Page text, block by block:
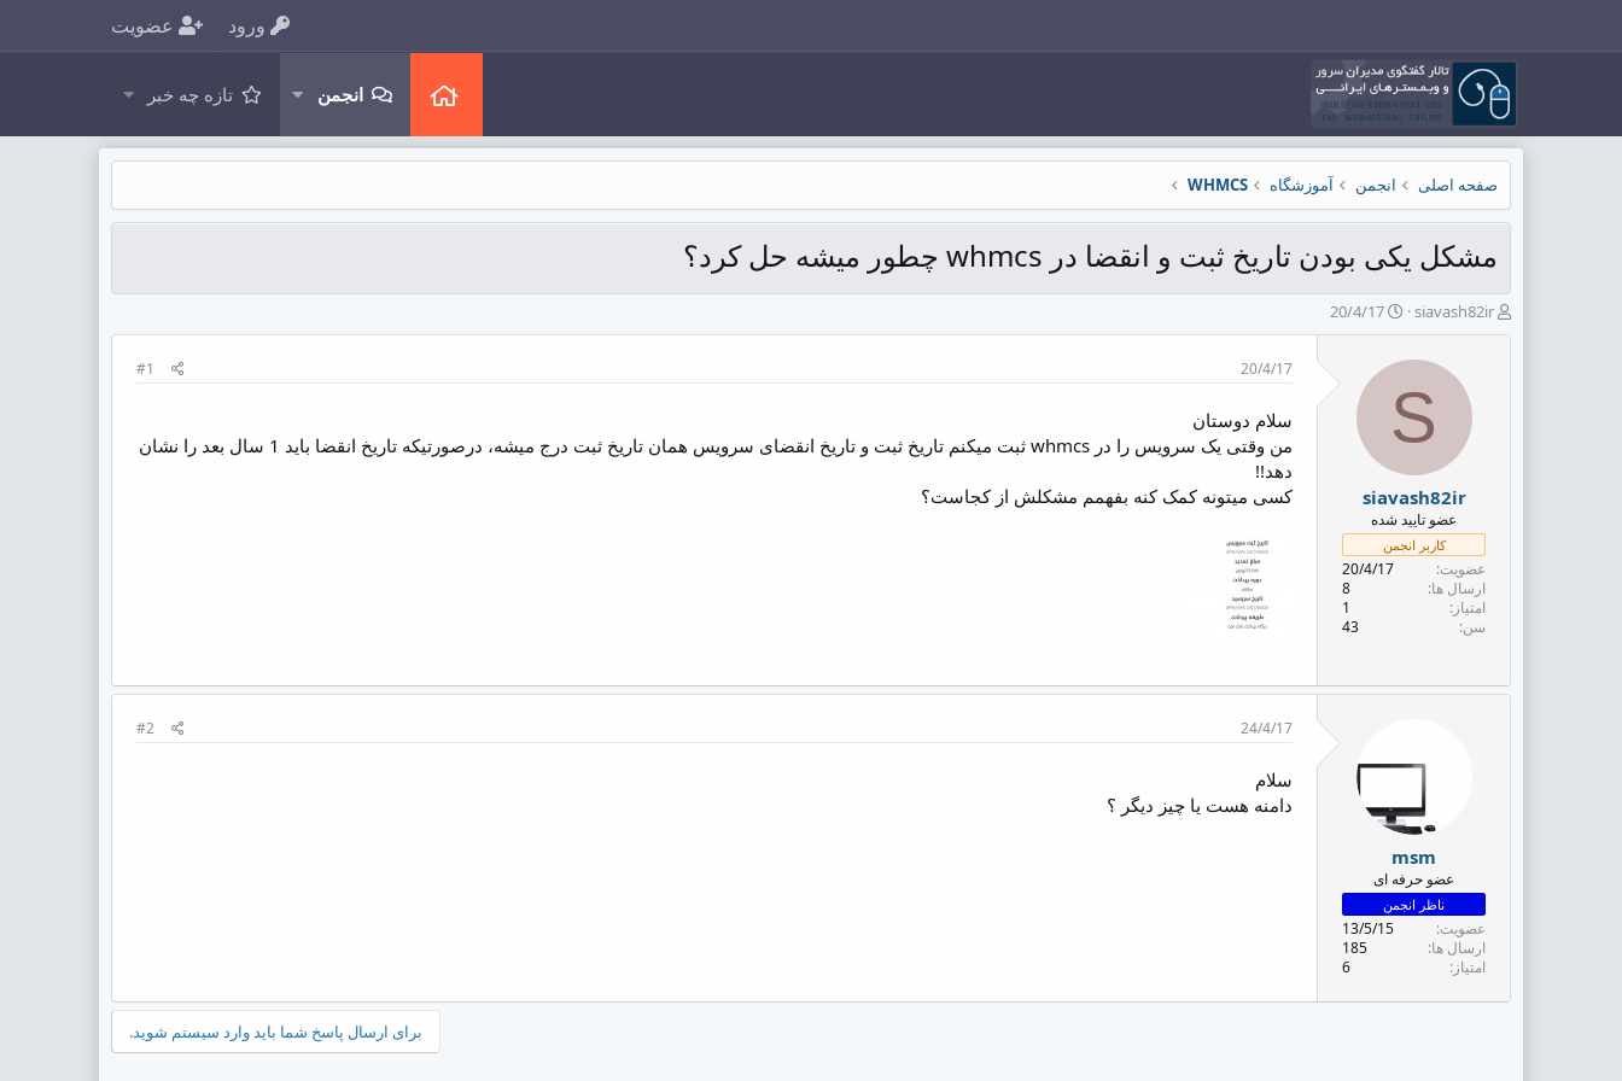
ورود عضویت
انجمن تازه چه خبر
صفحه اصلی انجمن آموزشگاه WHMCS
مشکل یکی بودن تاریخ ثبت و انقضا در whmcs چطور میشه حل کرد؟
ش
ر
ض
siavash82ir
ت
ا
ی
و
20/4/17
S
siavash82ir
عضو تایید شده
کاربر انجمن
عضویت
20/4/17
ارسال ها
8
امتیاز
1
سن
43
20/4/17
#1
سلام دوستان
من وقتی یک سرویس را در whmcs ثبت میکنم تاریخ ثبت و تاریخ انقضای سرویس همان تاریخ ثبت درج میشه، درصورتیکه تاریخ انقضا باید 1 سال بعد را نشان
دهد!!
کسی میتونه کمک کنه بفهمم مشکلش از کجاست؟
msm
عضو حرفه ای
ناظر انجمن
عضویت
13/5/15
ارسال ها
185
امتیاز
6
24/4/17
#2
سلام
دامنه هست یا چیز دیگر ؟
برای ارسال پاسخ شما باید وارد سیستم شوید.